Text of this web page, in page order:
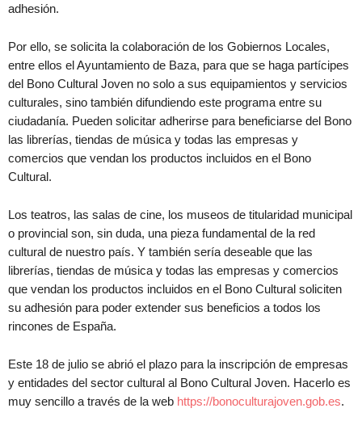
adhesión.
Por ello, se solicita la colaboración de los Gobiernos Locales,
entre ellos el Ayuntamiento de Baza, para que se haga partícipes
del Bono Cultural Joven no solo a sus equipamientos y servicios
culturales, sino también difundiendo este programa entre su
ciudadanía. Pueden solicitar adherirse para beneficiarse del Bono
las librerías, tiendas de música y todas las empresas y
comercios que vendan los productos incluidos en el Bono
Cultural.
Los teatros, las salas de cine, los museos de titularidad municipal
o provincial son, sin duda, una pieza fundamental de la red
cultural de nuestro país. Y también sería deseable que las
librerías, tiendas de música y todas las empresas y comercios
que vendan los productos incluidos en el Bono Cultural soliciten
su adhesión para poder extender sus beneficios a todos los
rincones de España.
Este 18 de julio se abrió el plazo para la inscripción de empresas
y entidades del sector cultural al Bono Cultural Joven. Hacerlo es
muy sencillo a través de la web https://bonoculturajoven.gob.es.